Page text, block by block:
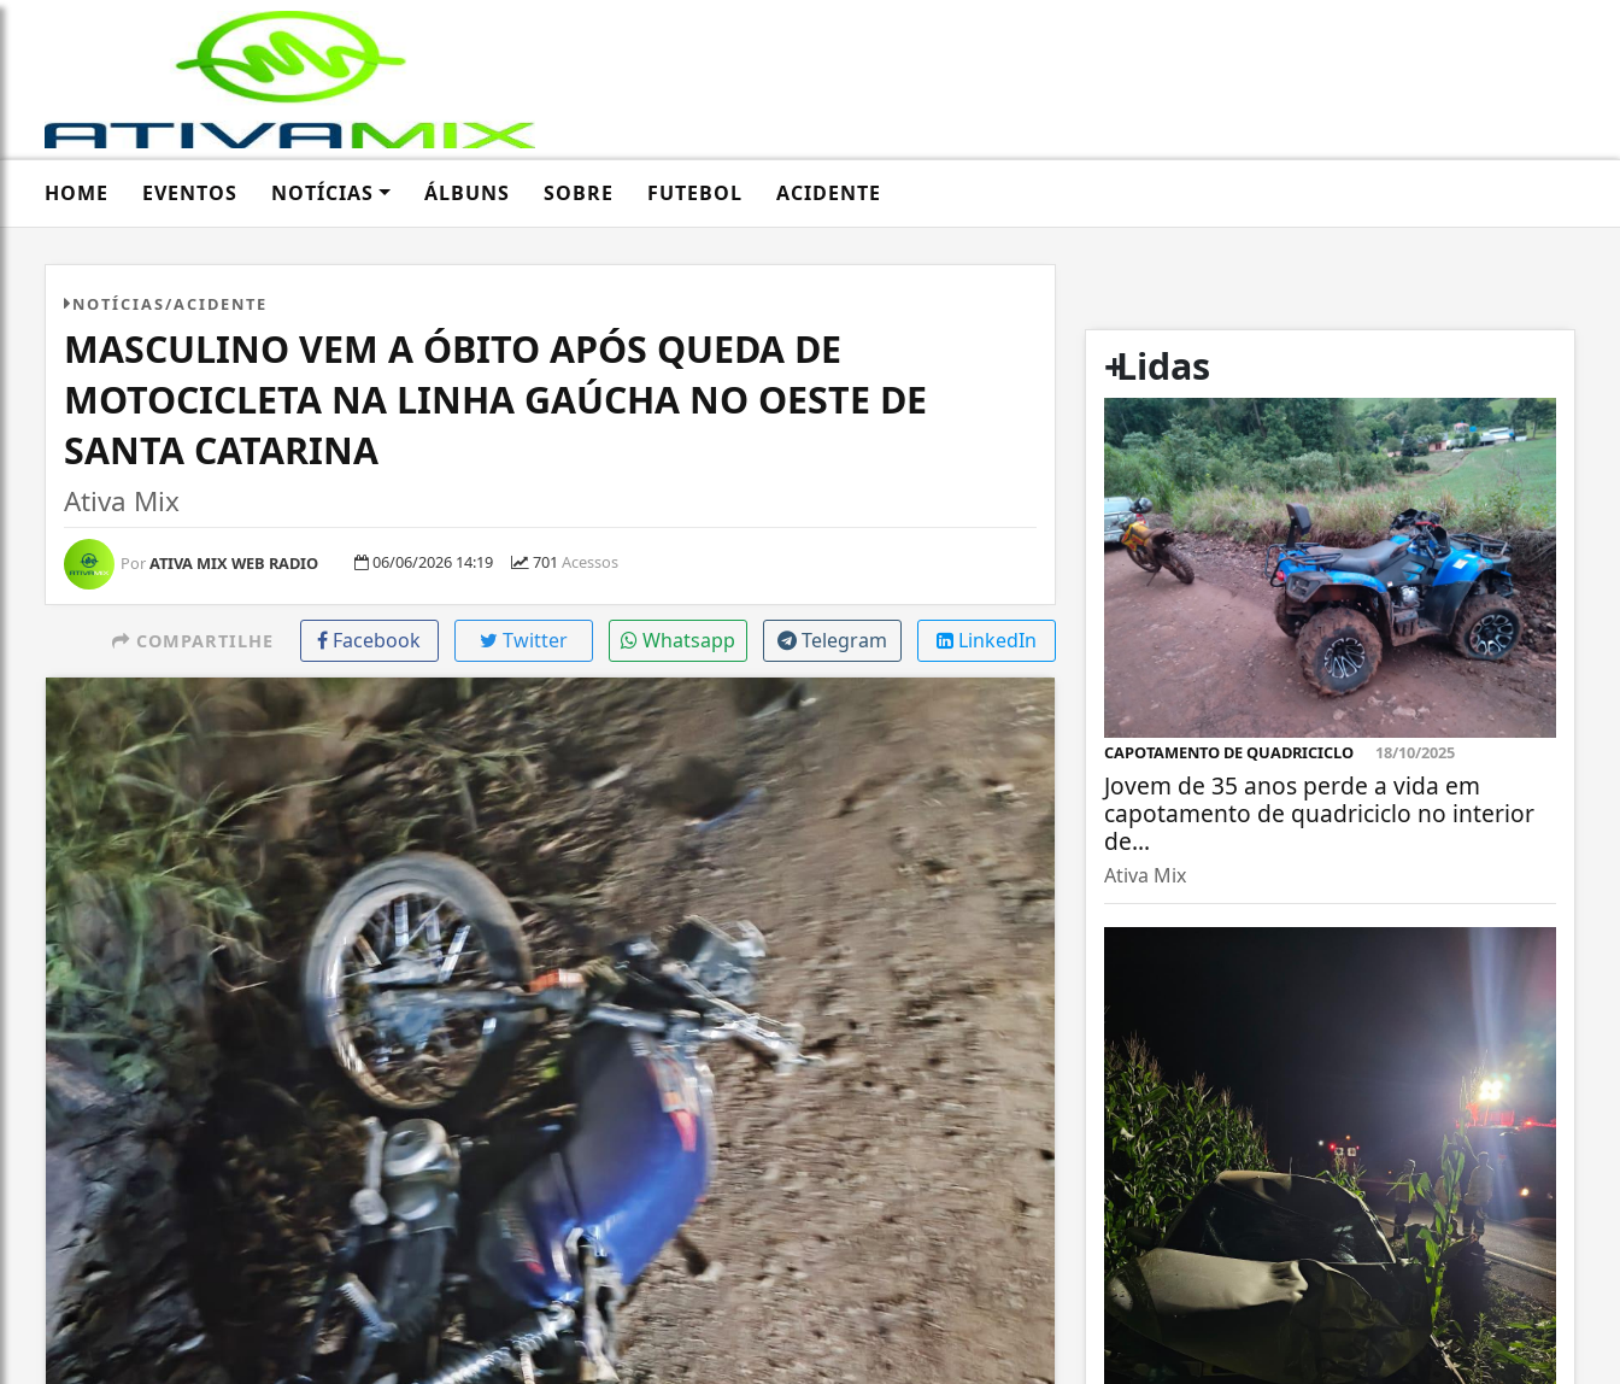
HOME EVENTOS NOTÍCIAS ÁLBUNS SOBRE FUTEBOL ACIDENTE
NOTÍCIAS/ACIDENTE
MASCULINO VEM A ÓBITO APÓS QUEDA DE
MOTOCICLETA NA LINHA GAÚCHA NO OESTE DE
SANTA CATARINA
Ativa Mix
PorATIVA MIX WEB RADIO 06/06/2026 14:19 701 Acessos
COMPARTILHE Facebook Twitter Whatsapp Telegram LinkedIn
+
Lidas
CAPOTAMENTO DE QUADRICICLO 18/10/2025
Jovem de 35 anos perde a vida em
capotamento de quadriciclo no interior
de...
Ativa Mix